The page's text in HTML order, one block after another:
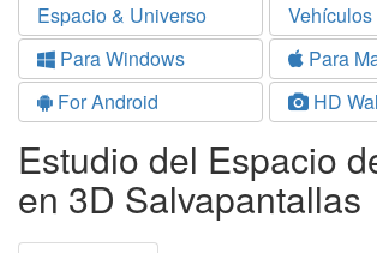
Espacio & Universo
Vehículos
Para Windows
Para
For Android
HD
Estudio del Espacio
en 3D Salvapantallas